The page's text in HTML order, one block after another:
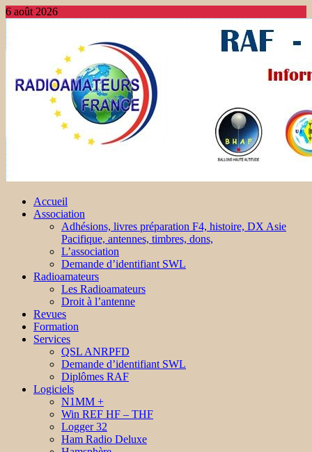
6 août 2026
Accueil
Association
Adhésions, livres préparation F4, histoire, DX Asie
Pacifique, antennes, timbres, dons,
L’association
Demande d’identifiant SWL
Radioamateurs
Les Radioamateurs
Droit à l’antenne
Revues
Formation
Services
QSL ANRPFD
Demande d’identifiant SWL
Diplômes RAF
Logiciels
N1MM +
Win REF HF – THF
Logger 32
Ham Radio Deluxe